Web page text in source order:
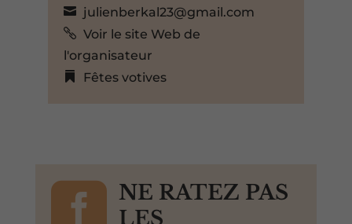
julienberkal23@gmail.com
Voir le site Web de
l'organisateur
Fêtes votives

NE RATEZ PAS
LES